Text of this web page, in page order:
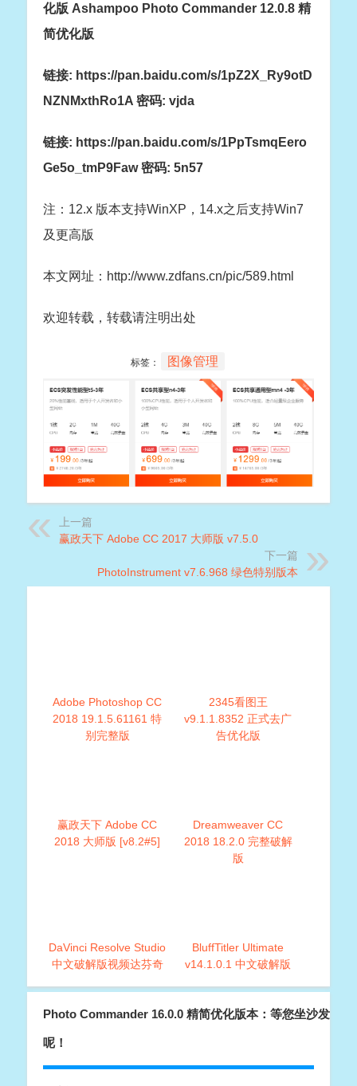
化版 Ashampoo Photo Commander 12.0.8 精
简优化版
链接: https://pan.baidu.com/s/1pZ2X_Ry9otD
NZNMxthRo1A 密码: vjda
链接: https://pan.baidu.com/s/1PpTsmqEero
Ge5o_tmP9Faw 密码: 5n57
注：12.x 版本支持WinXP，14.x之后支持Win7
及更高版
本文网址：http://www.zdfans.cn/pic/589.html
欢迎转载，转载请注明出处
标签： 图像管理
上一篇
赢政天下 Adobe CC 2017 大师版 v7.5.0
下一篇
PhotoInstrument v7.6.968 绿色特别版本
Adobe Photoshop CC
2018 19.1.5.61161 特
别完整版
2345看图王
v9.1.1.8352 正式去广
告优化版
赢政天下 Adobe CC
2018 大师版 [v8.2#5]
Dreamweaver CC
2018 18.2.0 完整破解
版
DaVinci Resolve Studio
中文破解版视频达芬奇
BluffTitler Ultimate
v14.1.0.1 中文破解版
Photo Commander 16.0.0 精简优化版本：等您坐沙发
呢！